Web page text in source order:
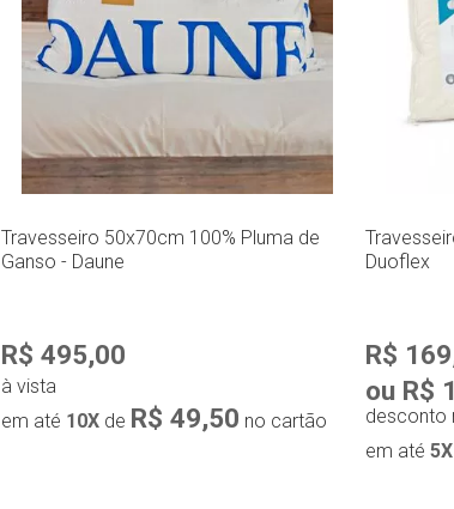
Travesseiro 50x70cm 100% Pluma de
Ganso - Daune
R$ 495,00
à vista
em até 10X de R$ 49,50 no cartão
Duoflex
R$
ou R$
desconto
em até5X